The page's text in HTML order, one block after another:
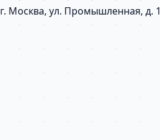
г. Москва, ул. Промышленная, д. 1